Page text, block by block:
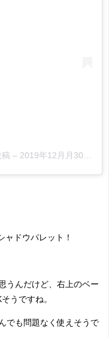
– 2019年12月月30日午後11時26分PST
ャドウパレット！
うんだけど、右上のベー
うですね。
でも問題なく使えそうで